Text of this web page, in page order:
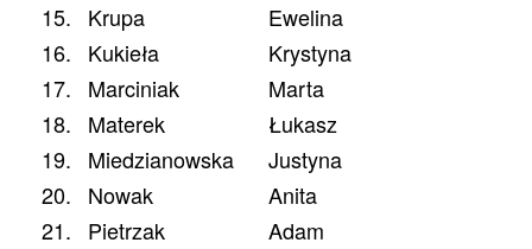
15.
Krupa
Ewelina
16.
Kukieła
Krystyna
17.
Marciniak
Marta
18.
Materek
Łukasz
19.
Miedzianowska
Justyna
20.
Nowak
Anita
21.
Pietrzak
Adam